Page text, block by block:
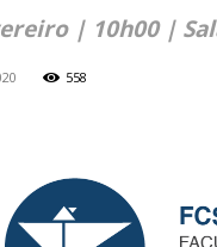
| 10h00 |
558